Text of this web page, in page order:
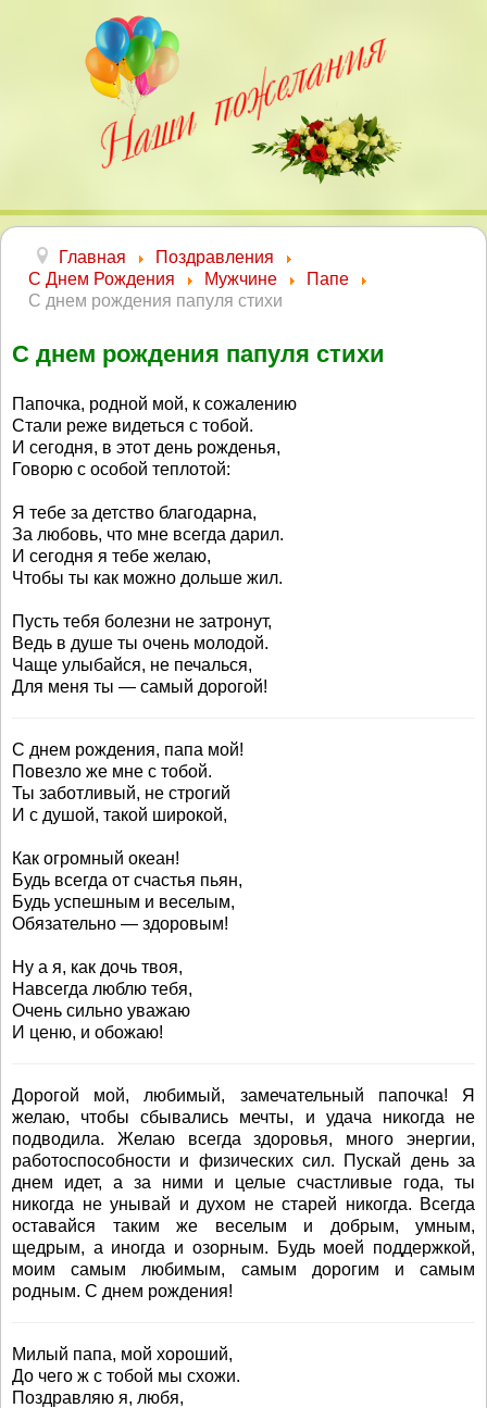
Главная
Поздравления
С Днем Рождения
Мужчине
Папе
С днем рождения папуля стихи
С днем рождения папуля стихи
Папочка, родной мой, к сожалению
Стали реже видеться с тобой.
И сегодня, в этот день рожденья,
Говорю с особой теплотой:
Я тебе за детство благодарна,
За любовь, что мне всегда дарил.
И сегодня я тебе желаю,
Чтобы ты как можно дольше жил.
Пусть тебя болезни не затронут,
Ведь в душе ты очень молодой.
Чаще улыбайся, не печалься,
Для меня ты — самый дорогой!
С днем рождения, папа мой!
Повезло же мне с тобой.
Ты заботливый, не строгий
И с душой, такой широкой,
Как огромный океан!
Будь всегда от счастья пьян,
Будь успешным и веселым,
Обязательно — здоровым!
Ну а я, как дочь твоя,
Навсегда люблю тебя,
Очень сильно уважаю
И ценю, и обожаю!
Дорогой мой, любимый, замечательный папочка! Я
желаю, чтобы сбывались мечты, и удача никогда не
подводила. Желаю всегда здоровья, много энергии,
работоспособности и физических сил. Пускай день за
днем идет, а за ними и целые счастливые года, ты
никогда не унывай и духом не старей никогда. Всегда
оставайся таким же веселым и добрым, умным,
щедрым, а иногда и озорным. Будь моей поддержкой,
моим самым любимым, самым дорогим и самым
родным. С днем рождения!
Милый папа, мой хороший,
До чего ж с тобой мы схожи.
Поздравляю я, любя,